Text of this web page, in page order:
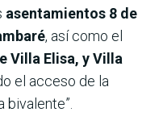
asentamientos 8 de
, así como el
Villa Elisa, y Villa
el acceso de la
bivalente”.